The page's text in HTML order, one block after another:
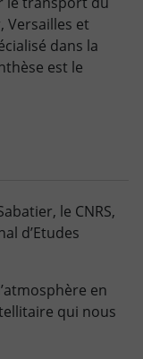
Versailles et
dans la
est le
le CNRS,
d’Etudes
en
qui nous